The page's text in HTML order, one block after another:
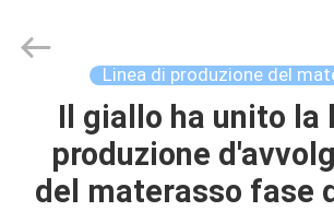
CASA
PRODOTTI
Ltd..
Linea di produzione del
Il giallo ha unito la
produzione
del materasso fase